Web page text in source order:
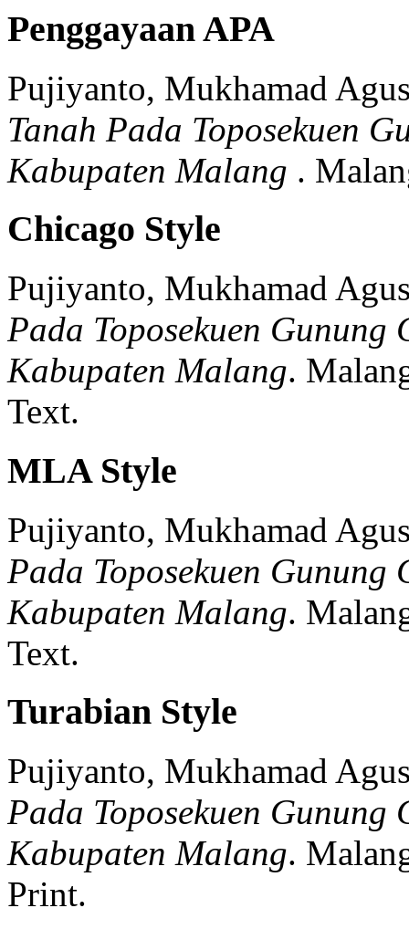
Penggayaan APA
Pujiyanto, Mukhamad
Tanah Pada Toposekuen
Kabupaten Malang .
Chicago Style
Pujiyanto, Mukhamad
Pada Toposekuen Gunung
Kabupaten Malang.
Text.
MLA Style
Pujiyanto, Mukhamad
Pada Toposekuen Gunung
Kabupaten Malang.
Text.
Turabian Style
Pujiyanto, Mukhamad
Pada Toposekuen Gunung
Kabupaten Malang.
Print.